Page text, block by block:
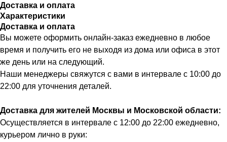
Доставка и оплата
Характеристики
Доставка и оплата
Вы можете оформить онлайн-заказ ежедневно в любое
время и получить его не выходя из дома или офиса в этот
же день или на следующий.
Наши менеджеры свяжутся с вами в интервале с 10:00 до
22:00 для уточнения деталей.
Доставка для жителей Москвы и Московской области:
Осуществляется в интервале с 12:00 до 22:00 ежедневно,
курьером лично в руки: